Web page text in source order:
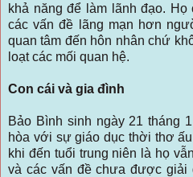
khả năng để làm lãnh đạo. Họ
các vấn đề lãng mạn hơn
quan tâm đến hôn nhân chứ
loạt các mối quan hệ.
Con cái và gia đình
Bảo Bình sinh ngày 21 tháng
hòa với sự giáo dục thời thơ
khi đến tuổi trung niên là họ
và các vấn đề chưa được giải